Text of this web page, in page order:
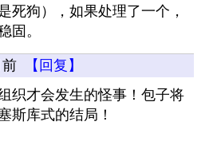
死狗），如果处理了一个，
固。
【回复】
织才会发生的怪事！包子将
斯库式的结局！